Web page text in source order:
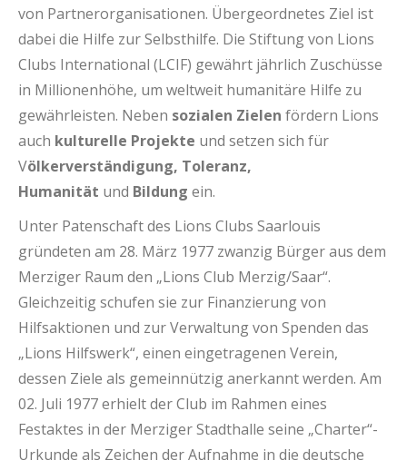
von Partnerorganisationen. Übergeordnetes Ziel ist
dabei die Hilfe zur Selbsthilfe. Die Stiftung von Lions
Clubs International (LCIF) gewährt jährlich Zuschüsse
in Millionenhöhe, um weltweit humanitäre Hilfe zu
gewährleisten. Neben sozialen Zielen fördern Lions
auch kulturelle Projekte und setzen sich für
Völkerverständigung, Toleranz,
Humanität und Bildung ein.
Unter Patenschaft des Lions Clubs Saarlouis
gründeten am 28. März 1977 zwanzig Bürger aus dem
Merziger Raum den „Lions Club Merzig/Saar“.
Gleichzeitig schufen sie zur Finanzierung von
Hilfsaktionen und zur Verwaltung von Spenden das
„Lions Hilfswerk“, einen eingetragenen Verein,
dessen Ziele als gemeinnützig anerkannt werden. Am
02. Juli 1977 erhielt der Club im Rahmen eines
Festaktes in der Merziger Stadthalle seine „Charter“-
Urkunde als Zeichen der Aufnahme in die deutsche